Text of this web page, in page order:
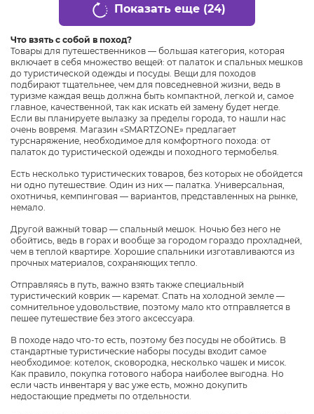
Показать еще (24)
Что взять с собой в поход?
Товары для путешественников — большая категория, которая
включает в себя множество вещей: от палаток и спальных мешков
до туристической одежды и посуды. Вещи для походов
подбирают тщательнее, чем для повседневной жизни, ведь в
туризме каждая вещь должна быть компактной, легкой и, самое
главное, качественной, так как искать ей замену будет негде.
Если вы планируете вылазку за пределы города, то нашли нас
очень вовремя. Магазин «SMARTZONE» предлагает
турснаряжение, необходимое для комфортного похода: от
палаток до туристической одежды и походного термобелья.
Есть несколько туристических товаров, без которых не обойдется
ни одно путешествие. Один из них — палатка. Универсальная,
охотничья, кемпинговая — вариантов, представленных на рынке,
немало.
Другой важный товар — спальный мешок. Ночью без него не
обойтись, ведь в горах и вообще за городом гораздо прохладней,
чем в теплой квартире. Хорошие спальники изготавливаются из
прочных материалов, сохраняющих тепло.
Отправляясь в путь, важно взять также специальный
туристический коврик — каремат. Спать на холодной земле —
сомнительное удовольствие, поэтому мало кто отправляется в
пешее путешествие без этого аксессуара.
В походе надо что-то есть, поэтому без посуды не обойтись. В
стандартные туристические наборы посуды входит самое
необходимое: котелок, сковородка, несколько чашек и мисок.
Как правило, покупка готового набора наиболее выгодна. Но
если часть инвентаря у вас уже есть, можно докупить
недостающие предметы по отдельности.